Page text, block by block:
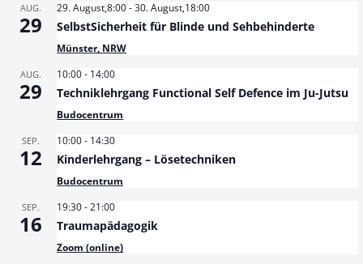
AUG.
29
29. August,8:00-30. August,18:00
SelbstSicherheit für Blinde und Sehbehinderte
Münster, NRW
AUG.
29
10:00- 14:00
Techniklehrgang Functional Self Defence im Ju-Jutsu
Budocentrum
SEP.
12
10:00- 14:30
Kinderlehrgang – Lösetechniken
Budocentrum
SEP.
16
19:30-21:00
Traumapädagogik
Zoom (online)